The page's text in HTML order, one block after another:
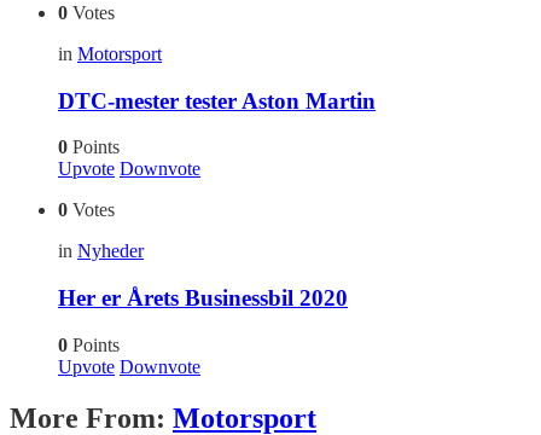
0 Votes
in Motorsport
DTC-mester tester Aston Martin
0 Points
Upvote Downvote
0 Votes
in Nyheder
Her er Årets Businessbil 2020
0 Points
Upvote Downvote
More From: Motorsport